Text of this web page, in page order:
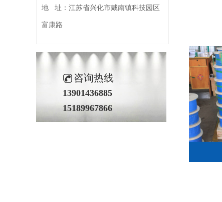
地 址： 江苏省兴化市戴南镇科技园区
富康路
咨询热线
13901436885
15189967866